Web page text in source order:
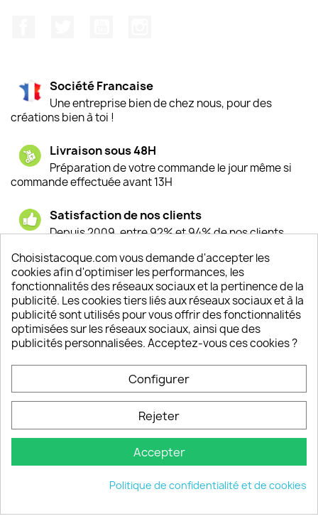
Société Francaise
Une entreprise bien de chez nous, pour des
créations bien à toi !
Livraison sous 48H
Préparation de votre commande le jour même si
commande effectuée avant 13H
Satisfaction de nos clients
Depuis 2009, entre 92% et 94% de nos clients
Un SAV à votre écoute
Notre SAV est disponible 6/7J de 10h à 18H
INFORMATIONS 
VOTRE COMPTE 
INFORMATIONS keyboard_arrow_down
© 2026 - choisistacoque.com
Choisistacoque.com vous demande d'accepter les
cookies afin d'optimiser les performances, les
fonctionnalités des réseaux sociaux et la pertinence de la
publicité. Les cookies tiers liés aux réseaux sociaux et à la
publicité sont utilisés pour vous offrir des fonctionnalités
optimisées sur les réseaux sociaux, ainsi que des
publicités personnalisées. Acceptez-vous ces cookies ?
Configurer
Rejeter
Accepter
Politique de confidentialité et de cookies